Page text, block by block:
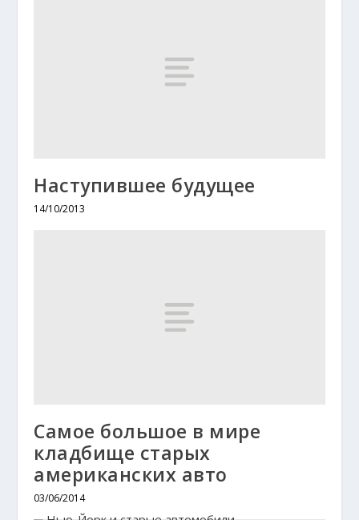
Наступившее будущее
14/10/2013
Самое большое в мире
кладбище старых
американских авто
03/06/2014